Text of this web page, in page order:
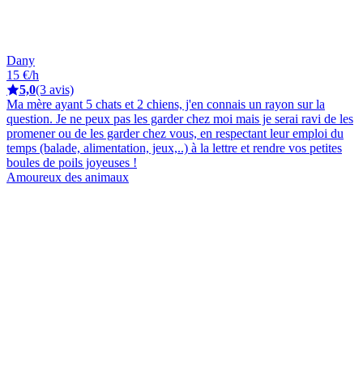
Dany
15 €/h
5,0(3 avis)
Ma mère ayant 5 chats et 2 chiens, j'en connais un rayon sur la
question. Je ne peux pas les garder chez moi mais je serai ravi de les
promener ou de les garder chez vous, en respectant leur emploi du
temps (balade, alimentation, jeux,..) à la lettre et rendre vos petites
boules de poils joyeuses !
Amoureux des animaux